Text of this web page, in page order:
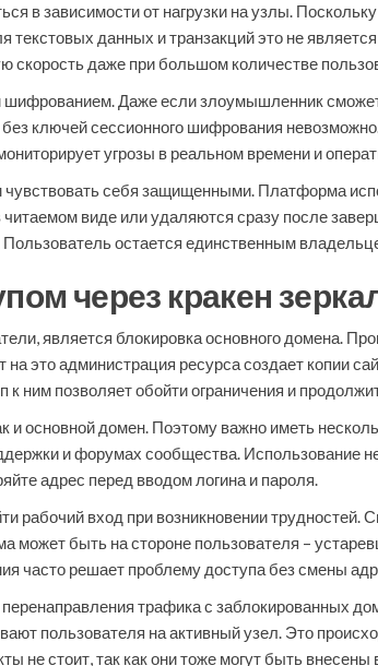
в зависимости от нагрузки на узлы.
данных и транзакций это не
даже при большом количестве
Даже если злоумышленник
ключей сессионного шифрования
угрозы в реальном времени и
чувствовать себя защищенными. Платформа
виде или удаляются сразу после
остается единственным
через кракен
является блокировка основного домена.
это администрация ресурса создает копии
ним позволяет обойти ограничения и
и основной домен. Поэтому важно иметь
и форумах сообщества. Использование
адрес перед вводом логина и пароля.
рабочий вход при возникновении
может быть на стороне пользователя –
часто решает проблему доступа без смены
трафика с заблокированных
пользователя на активный узел. Это
не стоит, так как они тоже могут быть внесены